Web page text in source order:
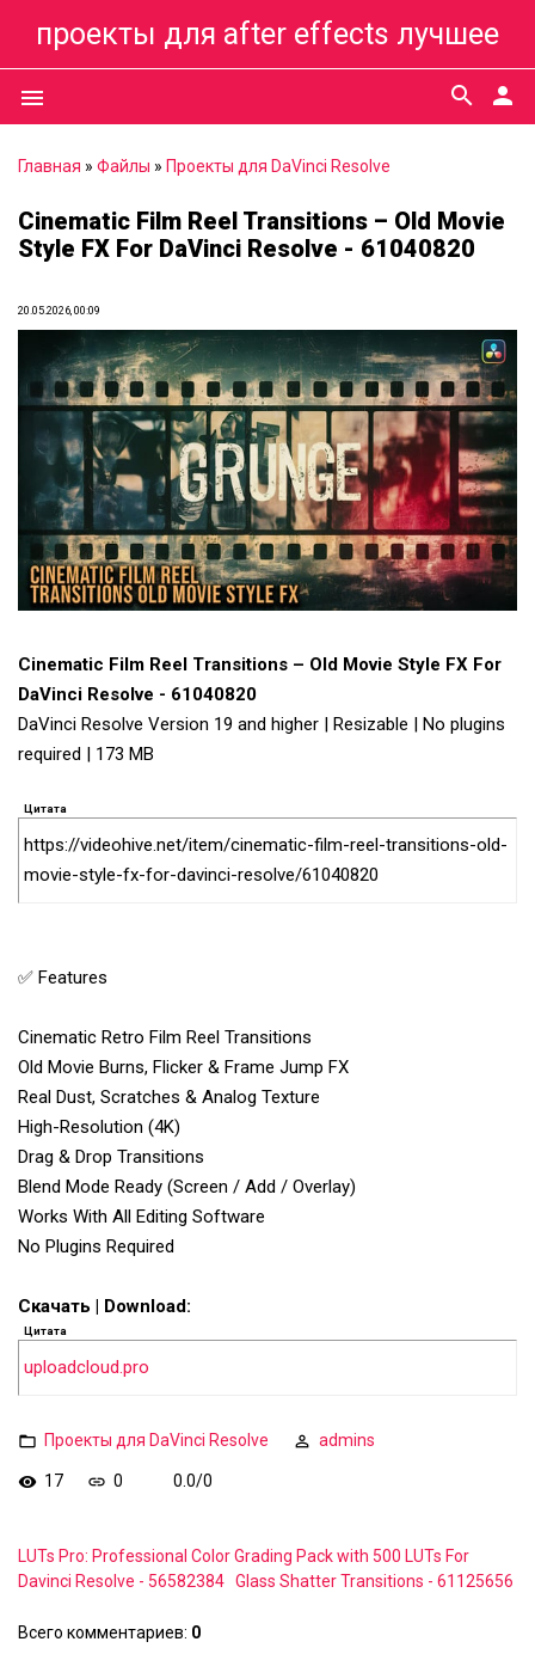
проекты для after effects лучшее
menu person
search
Главная » Файлы » Проекты для DaVinci Resolve
Cinematic Film Reel Transitions – Old Movie
Style FX For DaVinci Resolve - 61040820
20.05.2026, 00:09
Cinematic Film Reel Transitions – Old Movie Style FX For
DaVinci Resolve - 61040820
DaVinci Resolve Version 19 and higher | Resizable | No plugins
required | 173 MB
Цитата
https://videohive.net/item/cinematic-film-reel-transitions-old-
movie-style-fx-for-davinci-resolve/61040820
✅ Features
Cinematic Retro Film Reel Transitions
Old Movie Burns, Flicker & Frame Jump FX
Real Dust, Scratches & Analog Texture
High-Resolution (4K)
Drag & Drop Transitions
Blend Mode Ready (Screen / Add / Overlay)
Works With All Editing Software
No Plugins Required
Скачать | Download:
Цитата
uploadcloud.pro
Проекты для DaVinci Resolve admins
17 0 0.0/0
LUTs Pro: Professional Color Grading Pack with 500 LUTs For
Davinci Resolve - 56582384 Glass Shatter Transitions - 61125656
Всего комментариев: 0